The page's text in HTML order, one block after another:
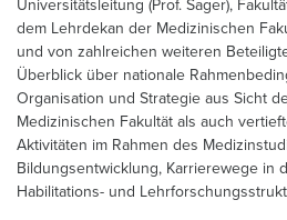
Universitätsleitung (Prof. Sager),
dem Lehrdekan der Medizinischen
und von zahlreichen weiteren
Überblick über nationale
Organisation und Strategie aus Sicht
Medizinischen Fakultät als auch
Aktivitäten im Rahmen des
Bildungsentwicklung, Karrierewege in
Habilitations- und